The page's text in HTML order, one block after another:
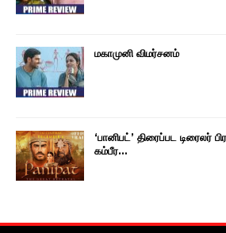
மகாமுனி விமர்சனம்
‘பானிபட்’ திரைப்பட டிரைலர்
கம்பீர…